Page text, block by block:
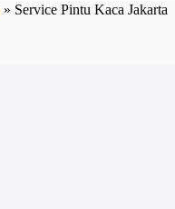
» Service Pintu Kaca Jakarta